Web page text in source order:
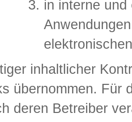
in interne
inhaltlicher
übernommen. Für
deren Betreiber